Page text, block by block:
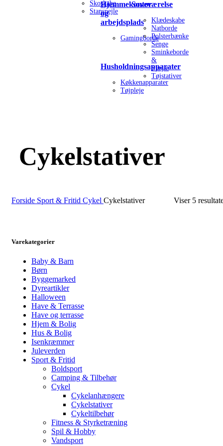
Skoskabe
Stanspejle
Hjemmekontor
og
arbejdsplads
Gamingborde
Husholdningsapparater
Køkkenapparater
Tøjpleje
Soveværelse
Klædeskabe
Natborde
Polsterbænke
Senge
Sminkeborde
&
Spejle
Tøjstativer
Cykelstativer
Forside Sport & Fritid Cykel Cykelstativer Viser 5
Varekategorier
Baby & Barn
Børn
Byggemarked
Dyreartikler
Halloween
Have & Terrasse
Have og terrasse
Hjem & Bolig
Hus & Bolig
Isenkræmmer
Juleverden
Sport & Fritid
Boldsport
Camping & Tilbehør
Cykel
Cykelanhængere
Cykelstativer
Cykeltilbehør
Fitness & Styrketræning
Spil & Hobby
Vandsport